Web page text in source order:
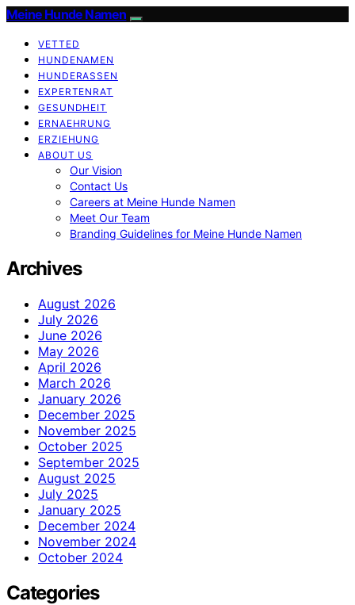
Meine Hunde Namen
VETTED
HUNDENAMEN
HUNDERASSEN
EXPERTENRAT
GESUNDHEIT
ERNAEHRUNG
ERZIEHUNG
ABOUT US
Our Vision
Contact Us
Careers at Meine Hunde Namen
Meet Our Team
Branding Guidelines for Meine Hunde Namen
Archives
August 2026
July 2026
June 2026
May 2026
April 2026
March 2026
January 2026
December 2025
November 2025
October 2025
September 2025
August 2025
July 2025
January 2025
December 2024
November 2024
October 2024
Categories